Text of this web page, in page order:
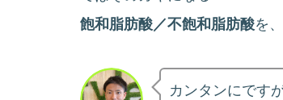
飽和脂肪酸／不飽和脂肪酸を
カンタンにです